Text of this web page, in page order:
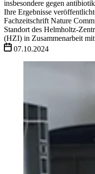
insbesondere gegen
Ihre Ergebnisse
Fachzeitschrift Nature
Standort des Helmholtz-
(HZI) in Zusammenarbeit
07.10.2024